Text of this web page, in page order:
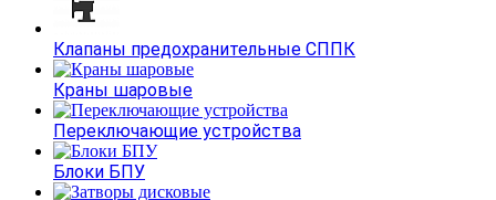
Клапаны предохранительные СППК
Краны шаровые
Переключающие устройства
Блоки БПУ